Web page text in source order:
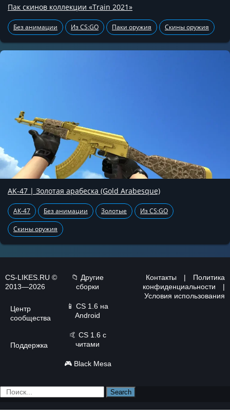
Пак скинов коллекции «Train 2021»
Без анимации Из CS:GO Паки оружия Скины оружия
AK-47 | Золотая арабеска (Gold Arabesque)
АК-47 Без анимации Золотые Из CS:GO
Скины оружия
CS-LIKES.RU ©
2013—2026
Центр
сообщества
Поддержка
📁 Другие
сборки
📱 CS 1.6 на
Android
🤙 CS 1.6 с
читами
🎮 Black Mesa
Контакты |
Политика
конфиденциальности
|
Условия использования
Search